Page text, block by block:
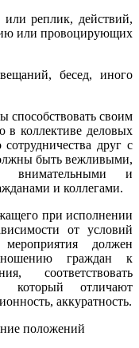
реплик, действий,
или провоцирующих
бесед, иного
своим
в коллективе деловых
друг с
быть вежливыми,
внимательными и
и коллегами.
при исполнении
от условий
должен
граждан к
соответствовать
который отличают
аккуратность.
положений